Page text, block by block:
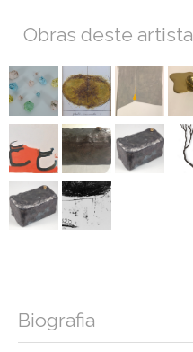
Obras deste artista
Biografia